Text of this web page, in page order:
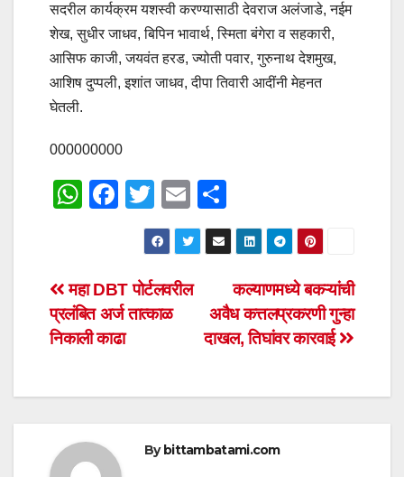
सदरील कार्यक्रम यशस्वी करण्यासाठी देवराज अलंजाडे, नईम
शेख, सुधीर जाधव, बिपिन भावार्थ, स्मिता बंगेरा व सहकारी,
आसिफ काजी, जयवंत हरड, ज्योती पवार, गुरुनाथ देशमुख,
आशिष दुप्पली, इशांत जाधव, दीपा तिवारी आदींनी मेहनत
घेतली.
000000000
W
s
A
p
F
e
b
o
k
T
wi
tt
er
E
m
ail
h
ar
e
Post
navigation
कल्याणमध्ये बकऱ्यांची
अवैध कत्तलप्रकरणी गुन्हा
दाखल, तिघांवर कारवाई
महा DBT पोर्टलवरील
प्रलंबित अर्ज तात्काळ
निकाली काढा
Bybittambatami.com